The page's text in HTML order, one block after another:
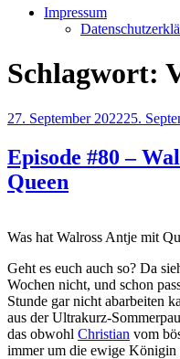
Impressum
Schlagwort:
Veröffentlicht
27. September 202225.
Episode #80 –
Queen
Was hat Walross Antje mit
Geht es euch auch so? Da
Wochen nicht, und schon
Stunde gar nicht abarbeiten
aus der Ultrakurz-
das obwohl Christian vom
immer um die ewige Königin